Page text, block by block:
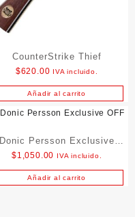
CounterStrike Thief
$620.00 IVA incluido.
Añadir al carrito
Donic Persson Exclusive
OFF
$1,050.00 IVA incluido.
Añadir al carrito